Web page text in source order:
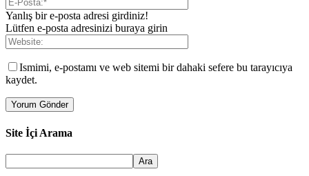
Yanlış bir e-posta adresi girdiniz!
Lütfen e-posta adresinizi buraya girin
Ismimi, e-postamı ve web sitemi bir dahaki sefere bu tarayıcıya
kaydet.
Site İçi Arama